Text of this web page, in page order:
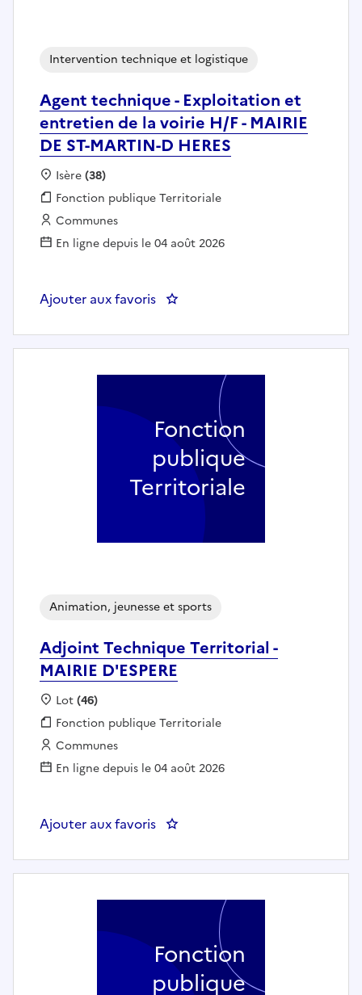
Agent technique - Exploitation et
entretien de la voirie H/F - MAIRIE
DE ST-MARTIN-D HERES
Intervention technique et logistique
Localisation :
Isère(38)
Fonction publique :
Fonction publique Territoriale
Employeur :
Communes
En ligne depuis le 04 août 2026
Ajouter aux favoris
Adjoint Technique Territorial -
MAIRIE D'ESPERE
Animation, jeunesse et sports
Localisation :
Lot(46)
Fonction publique :
Fonction publique Territoriale
Employeur :
Communes
En ligne depuis le 04 août 2026
Ajouter aux favoris : Adjoint Technique Territorial -
Fonction
publique
Territoriale
Fonction
publique